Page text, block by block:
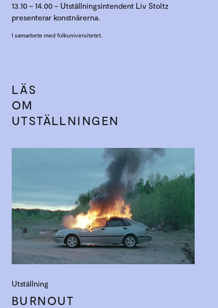
13.10 – 14.00 – Utställningsintendent Liv Stoltz
presenterar konstnärerna.
I samarbete med folkuniversitetet.
LÄS
OM
UTSTÄLLNINGEN
Utställning
BURNOUT